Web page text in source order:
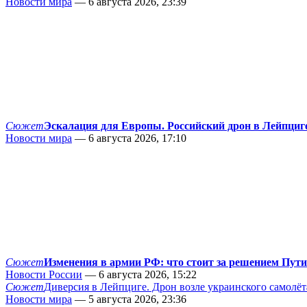
СюжетЭскалация для Европы. Российский дрон в
Новости мира — 6 августа 2026, 17:10
СюжетИзменения в армии РФ: что стоит за решением
Новости России — 6 августа 2026, 15:22
СюжетДиверсия в Лейпциге. Дрон возле украинского
Новости мира — 5 августа 2026, 23:36